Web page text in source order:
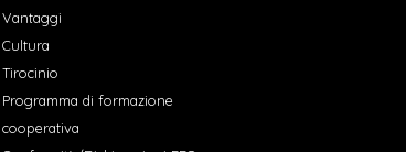
Vantaggi
Cultura
Tirocinio
Programma di formazione
cooperativa